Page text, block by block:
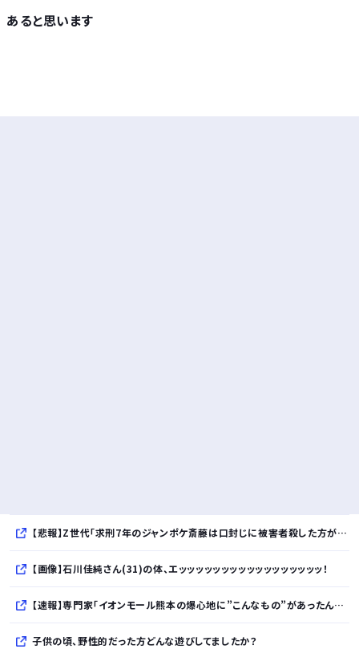
あると思います
【悲報】Z世代「求刑7年のジャンポケ斎藤は口封じに被害者殺した方が量刑軽かっただろ」←1万いいね
【画像】石川佳純さん(31)の体、エッッッッッッッッッッッッッッッッッ！
【速報】専門家「イオンモール熊本の爆心地に”こんなもの”があったんだけど…」
子供の頃、野性的だった方どんな遊びしてましたか？